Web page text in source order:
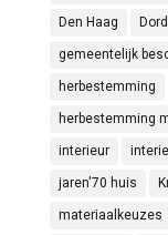
Den Haag
gemeentelijk
herbestemming
herbestemming
interieur
jaren'70 huis
materiaalkeuzes